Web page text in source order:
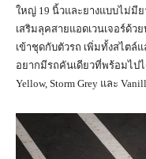
ใหญ่ 19 นิ้วและยางแบบไม่มี
เสริมลุคสายแอดเวนเจอร์ด้
เข้าชุดกับตัวรถ เพิ่มทั้งสไตล์
อยากมีรถคันเดียวที่พร้อมไป
Yellow, Storm Grey และ